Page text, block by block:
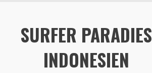
SURFER PARADIES
INDONESIEN